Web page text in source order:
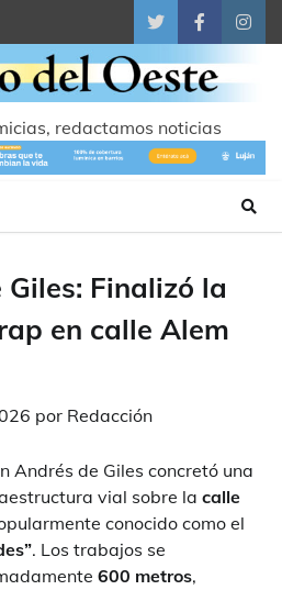
TwitterFacebook
redactamos noticias
Finalizó la
en calle Alem
por Redacción
Andrés de Giles concretó una
vial sobre la calle
conocido como el
. Los trabajos se
600 metros,